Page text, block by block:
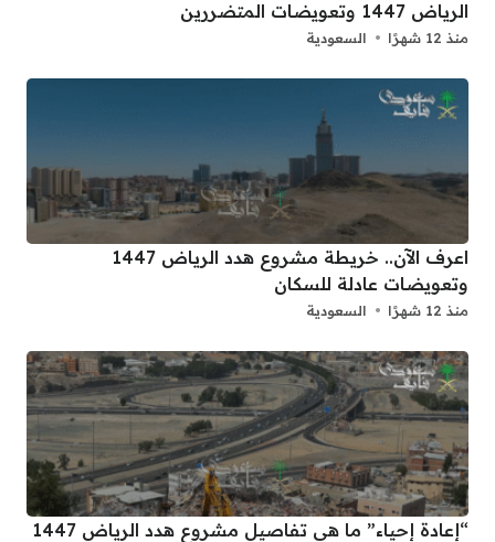
الرياض 1447 وتعويضات المتضررين
منذ 12 شهرًا السعودية
اعرف الآن.. خريطة مشروع هدد الرياض 1447
وتعويضات عادلة للسكان
منذ 12 شهرًا السعودية
“إعادة إحياء” ما هي تفاصيل مشروع هدد الرياض 1447